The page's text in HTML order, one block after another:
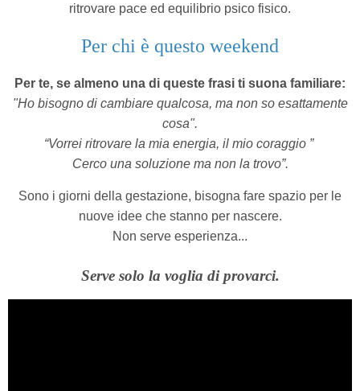
ritrovare pace ed equilibrio psico fisico.
Per chi è questo weekend
Per te, se almeno una di queste frasi ti suona familiare:
"Ho bisogno di cambiare qualcosa, ma non so esattamente
cosa".
“Vorrei ritrovare la mia energia, il mio coraggio ”
Cerco una soluzione ma non la trovo”.
Sono i giorni della gestazione, bisogna fare spazio per le
nuove idee che stanno per nascere.
Non serve esperienza...
Serve solo la voglia di provarci.